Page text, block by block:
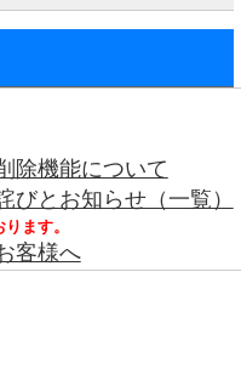
除機能について
とお知らせ（一覧）
ます。
客様へ